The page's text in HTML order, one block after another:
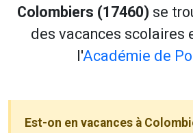
Colombiers (17460) se
des vacances scolaires
l'Académie de
Est-on en vacances à